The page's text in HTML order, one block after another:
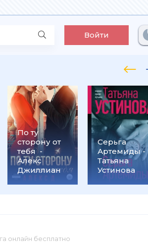
Войти
По ту
сторону от
тебя -
Алекс
Джиллиан
Серьга
Артемиды -
Татьяна
Устинова
онлайн бесплатно